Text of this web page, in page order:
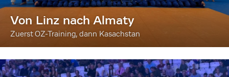
Von Linz nach Almaty
Zuerst OZ-Training, dann Kasachstan